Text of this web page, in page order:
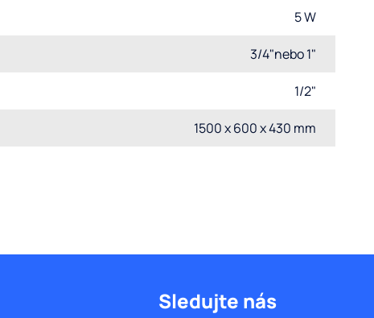
5 W
3/4"nebo 1"
1/2"
1500 x 600 x 430 mm
Sledujte nás